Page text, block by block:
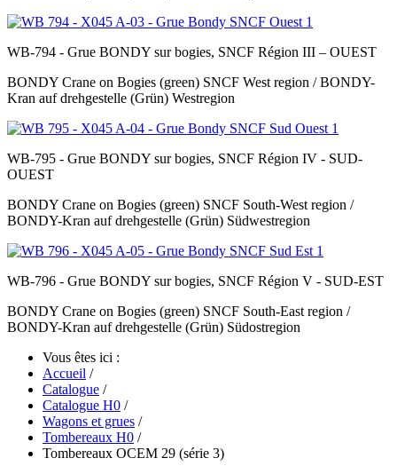
WB-794 - Grue BONDY sur bogies, SNCF Région III – OUEST
BONDY Crane on Bogies (green) SNCF West region / BONDY-
Kran auf drehgestelle (Grün) Westregion
WB-795 - Grue BONDY sur bogies, SNCF Région IV - SUD-
OUEST
BONDY Crane on Bogies (green) SNCF South-West region /
BONDY-Kran auf drehgestelle (Grün) Südwestregion
WB-796 - Grue BONDY sur bogies, SNCF Région V - SUD-EST
BONDY Crane on Bogies (green) SNCF South-East region /
BONDY-Kran auf drehgestelle (Grün) Südostregion
Vous êtes ici :
Accueil /
Catalogue /
Catalogue H0 /
Wagons et grues /
Tombereaux H0 /
Tombereaux OCEM 29 (série 3)